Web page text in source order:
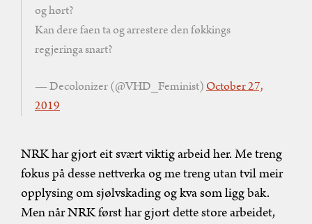
og hørt?
Kan dere faen ta og arrestere den føkkings
regjeringa snart?
— Decolonizer (@VHD_Feminist) October 27,
2019
NRK har gjort eit svært viktig arbeid her. Me treng
fokus på desse nettverka og me treng utan tvil meir
opplysing om sjølvskading og kva som ligg bak.
Men når NRK først har gjort dette store arbeidet,